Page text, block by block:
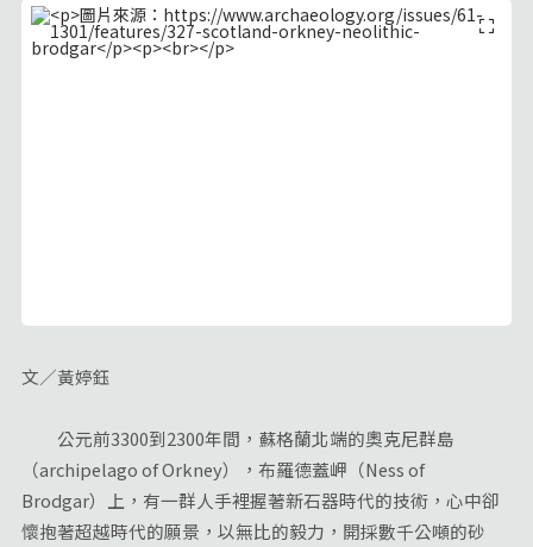
文／黃婷鈺
公元前3300到2300年間，蘇格蘭北端的奧克尼群島
（archipelago of Orkney），布羅德蓋岬（Ness of
Brodgar）上，有一群人手裡握著新石器時代的技術，心中卻
懷抱著超越時代的願景，以無比的毅力，開採數千公噸的砂